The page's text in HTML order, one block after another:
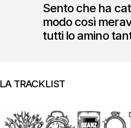
Sento che ha
modo così
tutti lo amino
LA TRACKLIST